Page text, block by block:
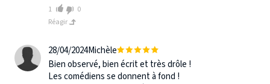
1
0
Réagir
28/04/2024Michèle
Bien observé, bien écrit et très drôle !
Les comédiens se donnent à fond !